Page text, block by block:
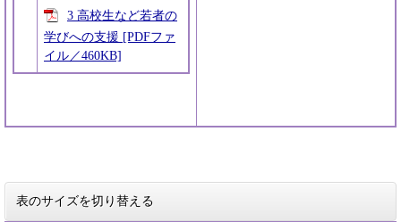
3 高校生など若者の
学びへの支援 [PDFファ
イル／460KB]
表のサイズを切り替える